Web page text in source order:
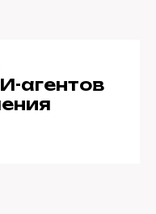
агентов